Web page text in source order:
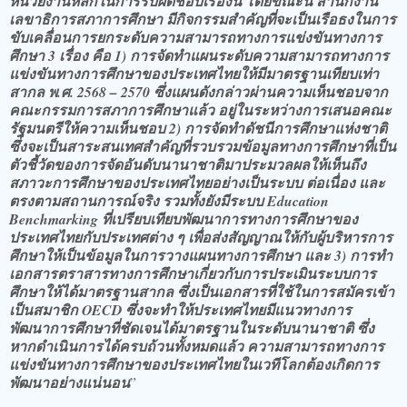
เลขาธิการสภาการศึกษา มีกิจกรรมสำคัญที่จะเป็นเรือธงในการ
ขับเคลื่อนการยกระดับความสามารถทางการแข่งขันทางการ
ศึกษา 3 เรื่อง คือ 1) การจัดทำแผนระดับความสามารถทางการ
แข่งขันทางการศึกษาของประเทศไทยให้มีมาตรฐานเทียบเท่า
สากล พ.ศ. 2568 – 2570 ซึ่งแผนดังกล่าวผ่านความเห็นชอบจาก
คณะกรรมการสภาการศึกษาแล้ว อยู่ในระหว่างการเสนอคณะ
รัฐมนตรีให้ความเห็นชอบ 2) การจัดทำดัชนีการศึกษาแห่งชาติ
ซึ่งจะเป็นสาระสนเทศสำคัญที่รวบรวมข้อมูลทางการศึกษาที่เป็น
ตัวชี้วัดของการจัดอันดับนานาชาติมาประมวลผลให้เห็นถึง
สภาวะการศึกษาของประเทศไทยอย่างเป็นระบบ ต่อเนื่อง และ
ตรงตามสถานการณ์จริง รวมทั้งยังมีระบบ Education
Benchmarking ที่เปรียบเทียบพัฒนาการทางการศึกษาของ
ประเทศไทยกับประเทศต่าง ๆ เพื่อส่งสัญญาณให้กับผู้บริหารการ
ศึกษาให้เป็นข้อมูลในการวางแผนทางการศึกษา และ 3) การทำ
เอกสารตราสารทางการศึกษาเกี่ยวกับการประเมินระบบการ
ศึกษาให้ได้มาตรฐานสากล ซึ่งเป็นเอกสารที่ใช้ในการสมัครเข้า
เป็นสมาชิก OECD ซึ่งจะทำให้ประเทศไทยมีแนวทางการ
พัฒนาการศึกษาที่ชัดเจนได้มาตรฐานในระดับนานาชาติ ซึ่ง
หากดำเนินการได้ครบถ้วนทั้งหมดแล้ว ความสามารถทางการ
แข่งขันทางการศึกษาของประเทศไทยในเวทีโลกต้องเกิดการ
พัฒนาอย่างแน่นอน”